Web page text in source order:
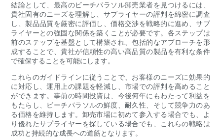
結論として、最高のビーチパラソル卸売業者を見つけるには、
貴社固有のニーズを理解し、サプライヤーの評判を綿密に調査
し、製品品質を厳密に評価し、価格交渉を戦略的に進め、サプ
ライヤーとの強固な関係を築くことが必要です。各ステップは
前のステップを基盤として構築され、包括的なアプローチを形
成することで、貴社が信頼性の高い高品質の製品を有利な条件
で確保することを可能にします。
これらのガイドラインに従うことで、お客様のニーズに効果的
に対応し、運用上の課題を軽減し、市場での評判を高めること
ができます。事前の時間投資は、今後何年にもわたって利益を
もたらし、ビーチパラソルの鮮度、耐久性、そして競争力のあ
る価格を維持します。卸売市場に初めて参入する場合でも、よ
り優れたサプライヤーを探している場合でも、これらの戦略は
成功と持続的な成長への道筋となります。